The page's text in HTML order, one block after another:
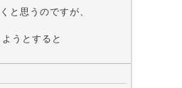
と思うのですが、
うとすると